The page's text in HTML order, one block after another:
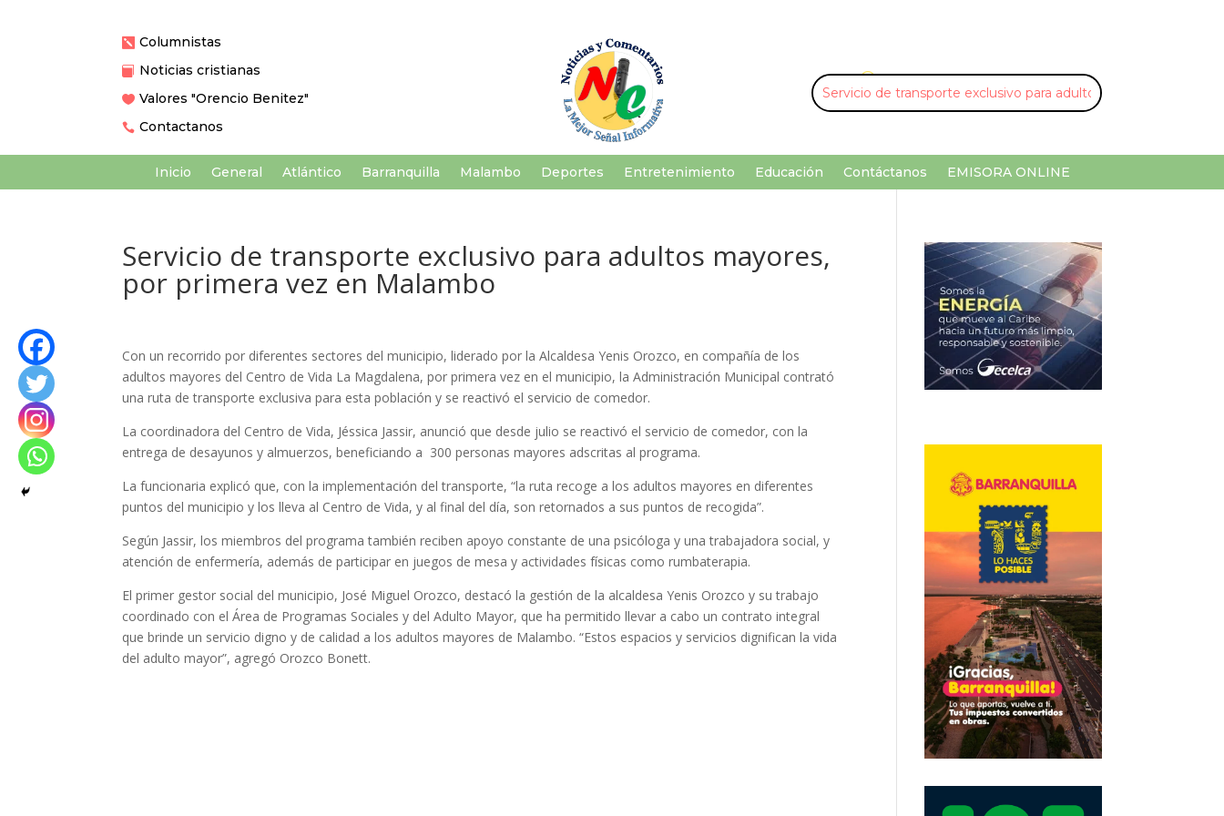
 Columnistas
 Noticias cristianas
 Valores "Orencio Benitez"
 Contactanos
U ¡Buscar por palabra clave!
Inicio General Atlántico Barranquilla Malambo Deportes Entretenimiento Educación Contáctanos EMISORA ONLINE
Servicio de transporte exclusivo para adultos mayores,
por primera vez en Malambo
​Con un recorrido por diferentes sectores del municipio, liderado por la Alcaldesa Yenis Orozco, en compañía de los
adultos mayores del Centro de Vida La Magdalena, por primera vez en el municipio, la Administración Municipal contrató
una ruta de transporte exclusiva para esta población y se reactivó el servicio de comedor.
La coordinadora del Centro de Vida, Jéssica Jassir, anunció que desde julio se reactivó el servicio de comedor, con la
entrega de desayunos y almuerzos, beneficiando a 300 personas mayores adscritas al programa.
La funcionaria explicó que, con la implementación del transporte, “la ruta recoge a los adultos mayores en diferentes
puntos del municipio y los lleva al Centro de Vida, y al final del día, son retornados a sus puntos de recogida”.
Según Jassir, los miembros del programa también reciben apoyo constante de una psicóloga y una trabajadora social, y
atención de enfermería, además de participar en juegos de mesa y actividades físicas como rumbaterapia.
El primer gestor social del municipio, José Miguel Orozco, destacó la gestión de la alcaldesa Yenis Orozco y su trabajo
coordinado con el Área de Programas Sociales y del Adulto Mayor, que ha permitido llevar a cabo un contrato integral
que brinde un servicio digno y de calidad a los adultos mayores de Malambo. “Estos espacios y servicios dignifican la vida
del adulto mayor”, agregó Orozco Bonett.